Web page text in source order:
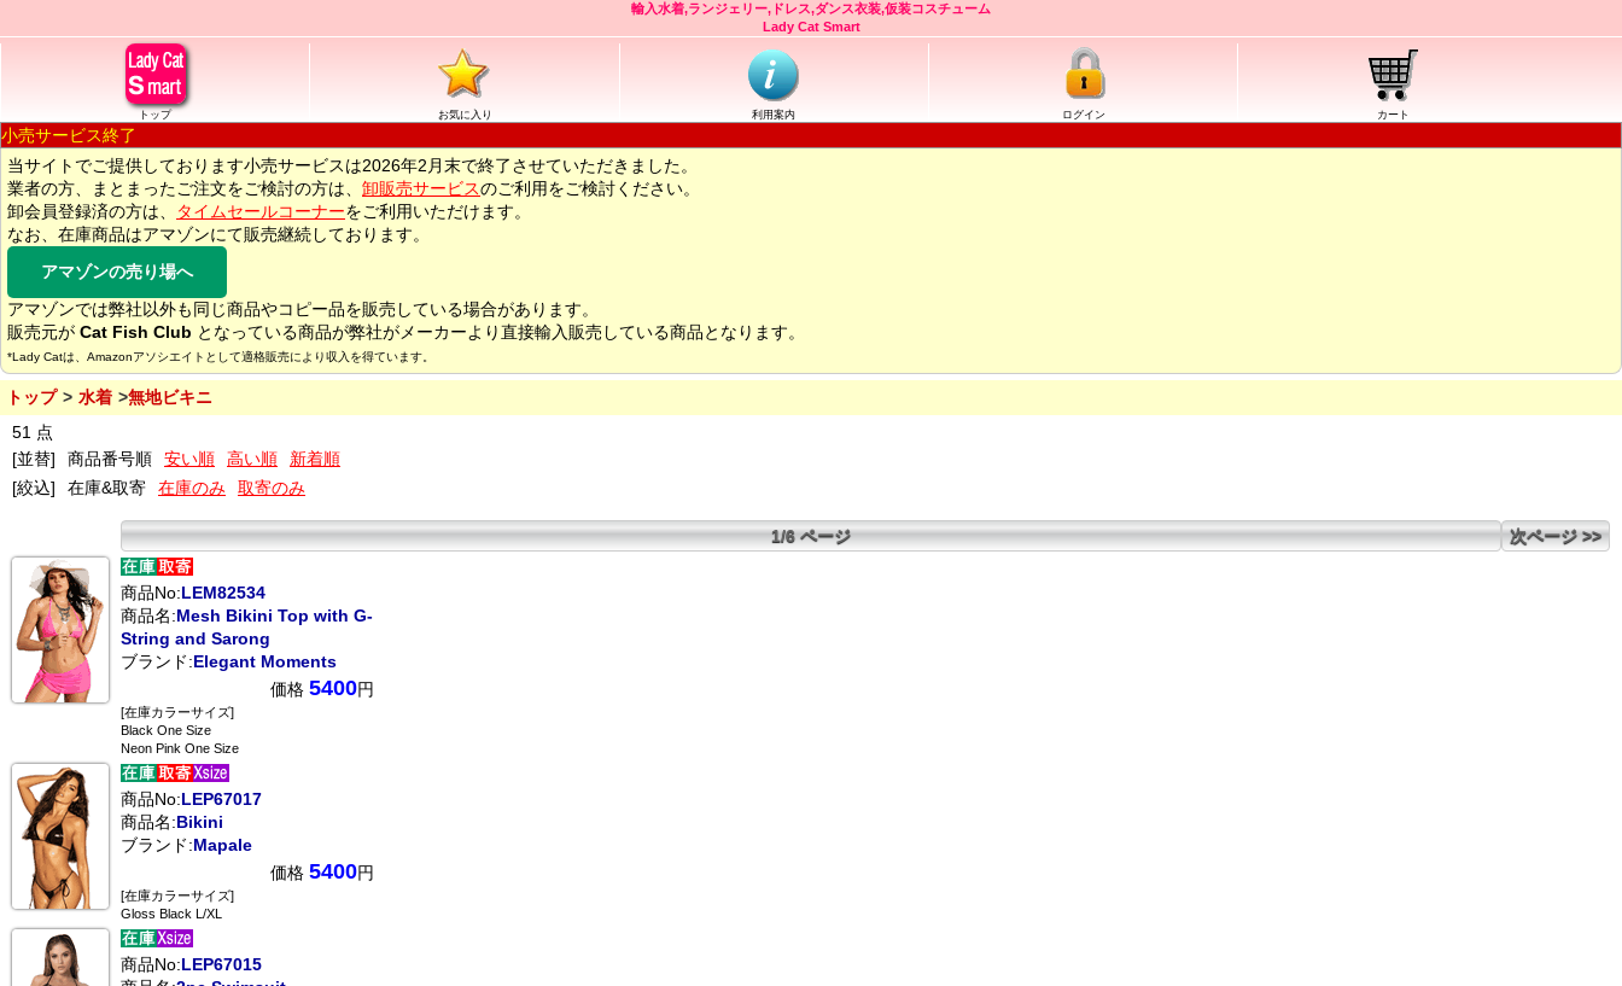
輸入水着,ランジェリー,ドレス,ダンス衣装,仮装コスチューム
Lady Cat Smart
トップ お気に入り 利用案内 ログイン カート
小売サービス終了
当サイトでご提供しております小売サービスは2026年2月末で終了させていただきました。
業者の方、まとまったご注文をご検討の方は、 卸販売サービスのご利用をご検討ください。
卸会員登録済の方は、
タイムセールコーナーをご利用いただけます。
なお、在庫商品はアマゾンにて販売継続しております。
アマゾンの売り場へ
アマゾンでは弊社以外も同じ商品やコピー品を販売している場合があります。
販売元が Cat Fish Club となっている商品が弊社がメーカーより直接輸入販売している商品となります。
*Lady Catは、Amazonアソシエイトとして適格販売により収入を得ています。
トップ 水着
無地ビキニ
51 点
[並替]
商品番号順 安い順 高い順
新着順
[絞込]
在庫&取寄 在庫のみ 取寄のみ
1/6 ページ 次ページ >>
商品No:LEM82534
商品名:Mesh Bikini Top with G-
String and Sarong
ブランド:Elegant Moments
価格 5400円
[在庫カラーサイズ]
Black One Size
Neon Pink One Size
商品No:LEP67017
商品名:Bikini
ブランド:Mapale
価格 5400円
[在庫カラーサイズ]
Gloss Black L/XL
商品No:LEP67015